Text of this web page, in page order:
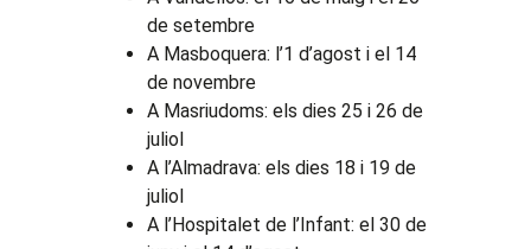
de setembre
A Masboquera: l’1 d’agost i el 14
de novembre
A Masriudoms: els dies 25 i 26 de
juliol
A l’Almadrava: els dies 18 i 19 de
juliol
A l’Hospitalet de l’Infant: el 30 de